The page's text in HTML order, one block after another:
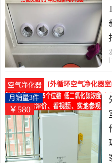
空气净化器
[外循环空气净化器
流新风机家用空气净
￥580
月销量3件